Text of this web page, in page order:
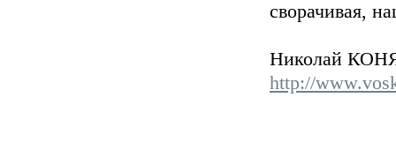
сворачивая,
Николай
http://